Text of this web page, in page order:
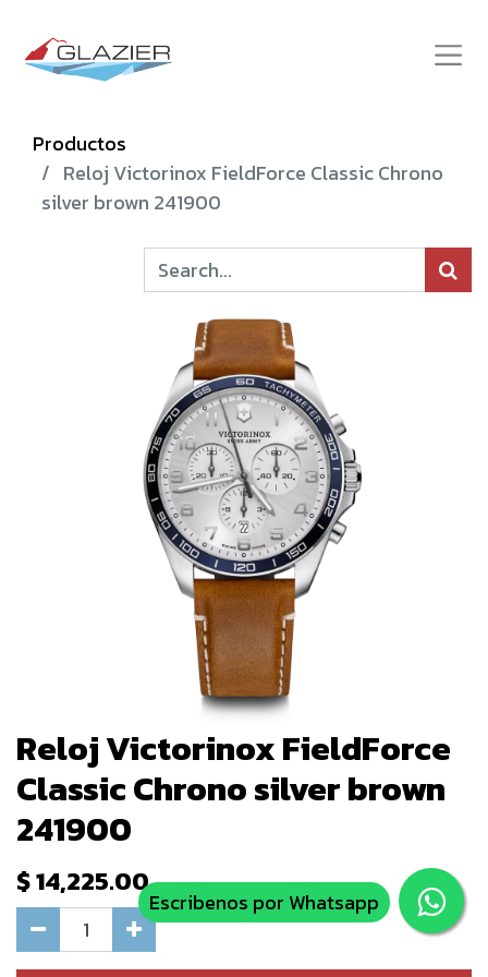
Productos
Reloj Victorinox FieldForce Classic Chrono
silver brown 241900
Reloj Victorinox FieldForce
Classic Chrono silver brown
241900
$14,225.00
Escribenos por Whatsapp